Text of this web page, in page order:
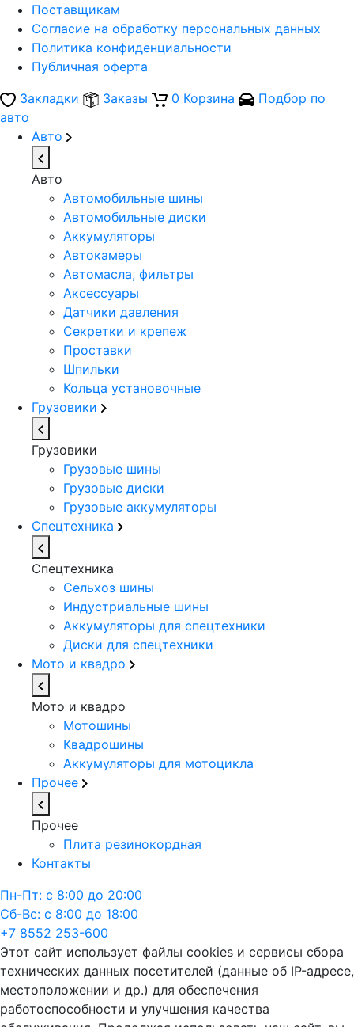
Поставщикам
Согласие на обработку персональных данных
Политика конфиденциальности
Публичная оферта
Закладки
Заказы 0 Корзина
Подбор по
авто
Авто
Авто
Автомобильные шины
Автомобильные диски
Аккумуляторы
Автокамеры
Автомасла, фильтры
Аксессуары
Датчики давления
Секретки и крепеж
Проставки
Шпильки
Кольца установочные
Грузовики
Грузовики
Грузовые шины
Грузовые диски
Грузовые аккумуляторы
Спецтехника
Спецтехника
Сельхоз шины
Индустриальные шины
Аккумуляторы для спецтехники
Диски для спецтехники
Мото и квадро
Мото и квадро
Мотошины
Квадрошины
Аккумуляторы для мотоцикла
Прочее
Прочее
Плита резинокордная
Контакты
Пн-Пт: с 8:00 до 20:00
Сб-Вс: с 8:00 до 18:00
+7 8552 253-600
Этот сайт использует файлы cookies и сервисы сбора
технических данных посетителей (данные об IP-адресе,
местоположении и др.) для обеспечения
работоспособности и улучшения качества